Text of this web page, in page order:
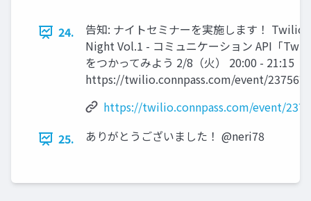
24.
告知: ナイトセミナーを実施します！ Twilio
Night Vol.1 - コミュニケーション API「
をつかってみよう 2/8（火） 20:00 - 21:15
https://twilio.connpass.com/event/237567/
https://twilio.connpass.com/event/
25.
ありがとうございました！ @neri78